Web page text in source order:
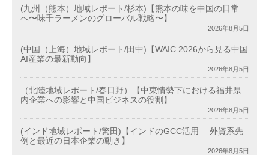
(九州（熊本）地域レポート/杉本)【熊本の味を中国の日常
へ〜味千ラーメンのグローバル戦略〜】
2026年8月5日
(中国（上海）地域レポート/田中)【WAIC 2026から見る中国
AI産業の最新動向】
2026年8月5日
（北陸地域レポート/春日野）【中東情勢下における福井県
内企業への影響と中国ビジネスの役割】
2026年8月5日
(インド地域レポート/繁田)【インドのGCC活用― 外資系先
例と最近の日本企業の動き】
2026年8月5日